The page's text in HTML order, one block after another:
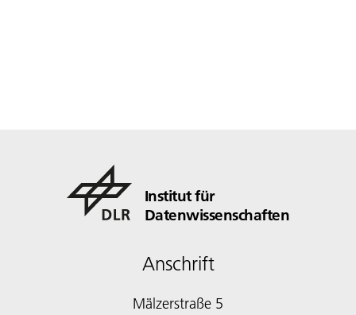
Institut für
Datenwissenschaften
Anschrift
Mälzerstraße 5